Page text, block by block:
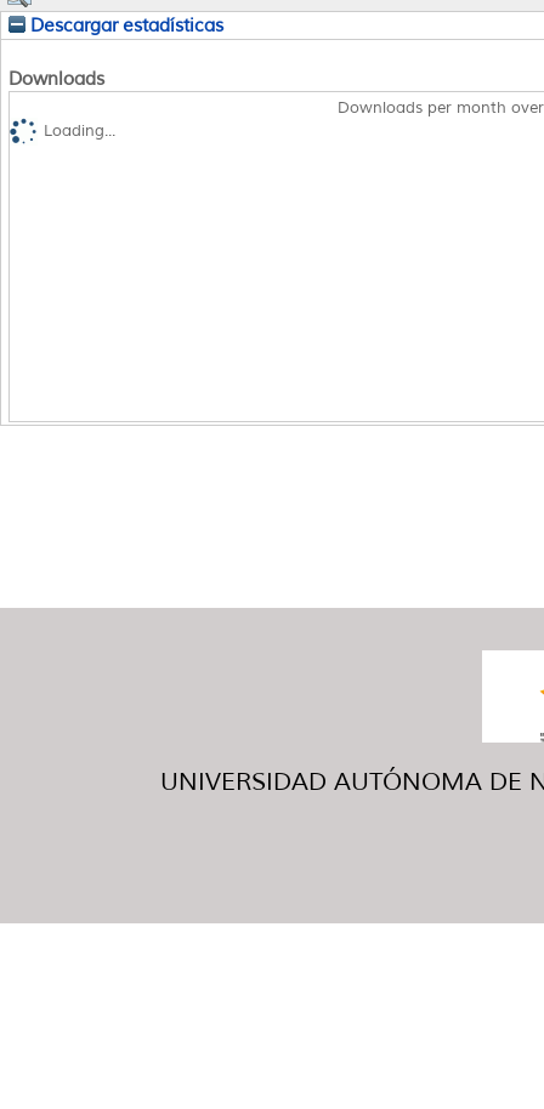
Descargar estadísticas
Downloads
Downloads per month
Loading...
UNIVERSIDAD AUTÓNOMA DE